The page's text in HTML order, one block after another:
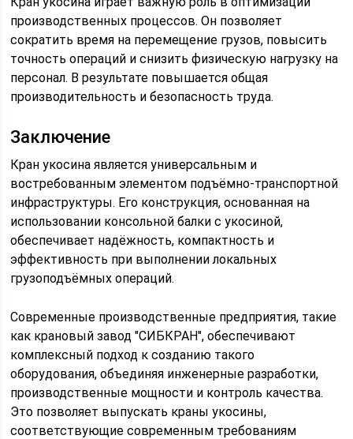
производственных процессов. Он позволяет
сократить время на перемещение грузов, повысить
точность операций и снизить физическую нагрузку на
персонал. В результате повышается общая
производительность и безопасность труда.
Заключение
Кран укосина является универсальным и
востребованным элементом подъёмно-транспортной
инфраструктуры. Его конструкция, основанная на
использовании консольной балки с укосиной,
обеспечивает надёжность, компактность и
эффективность при выполнении локальных
грузоподъёмных операций.
Современные производственные предприятия, такие
как крановый завод "СИБКРАН", обеспечивают
комплексный подход к созданию такого
оборудования, объединяя инженерные разработки,
производственные мощности и контроль качества.
Это позволяет выпускать краны укосины,
соответствующие современным требованиям